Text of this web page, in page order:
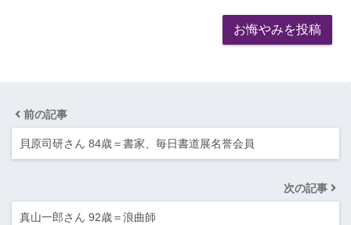
前の記事
貝原司研さん 84歳＝書家、毎日書道展名誉会員
次の記事
真山一郎さん 92歳＝浪曲師